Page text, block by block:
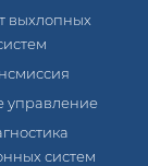
выхлопных
управление
систем​